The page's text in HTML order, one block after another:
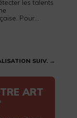
les talents
Pour...
SUIV. →
ART